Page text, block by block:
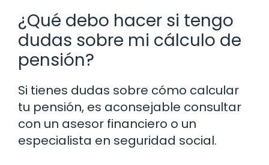
¿Qué debo hacer si tengo
dudas sobre mi cálculo de
pensión?
Si tienes dudas sobre cómo calcular
tu pensión, es aconsejable consultar
con un asesor financiero o un
especialista en seguridad social.